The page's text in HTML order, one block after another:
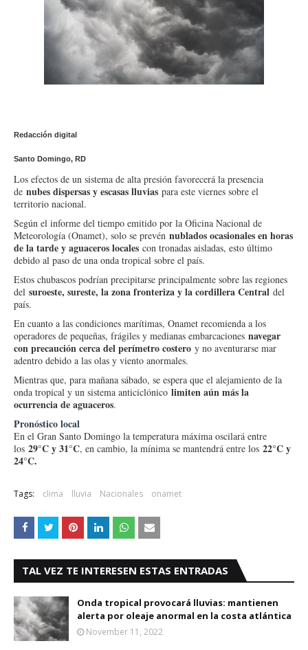
Redacción digital
Santo Domingo, RD
Los efectos de un sistema de alta presión favorecerá la presencia
de nubes dispersas y escasas lluvias para este viernes sobre el
territorio nacional.
Según el informe del tiempo emitido por la Oficina Nacional de
Meteorología (Onamet), solo se prevén nublados ocasionales en horas
de la tarde y aguaceros locales con tronadas aisladas, esto último
debido al paso de una onda tropical sobre el país.
Estos chubascos podrían precipitarse principalmente sobre las regiones
del suroeste, sureste, la zona fronteriza y la cordillera Central del
país.
En cuanto a las condiciones marítimas, Onamet recomienda a los
operadores de pequeñas, frágiles y medianas embarcaciones navegar
con precaución cerca del perímetro costero y no aventurarse mar
adentro debido a las olas y viento anormales.
Mientras que, para mañana sábado, se espera que el alejamiento de la
onda tropical y un sistema anticiclónico limiten aún más la
ocurrencia de aguaceros.
Pronóstico local
En el Gran Santo Domingo la temperatura máxima oscilará entre
los 29°C y 31°C, en cambio, la mínima se mantendrá entre los 22°C y
24°C.
Tags: clima lluvia Nacionales onamet
TAL VEZ TE INTERESEN ESTAS ENTRADAS
Onda tropical provocará lluvias: mantienen
alerta por oleaje anormal en la costa atlántica
November 11, 2022